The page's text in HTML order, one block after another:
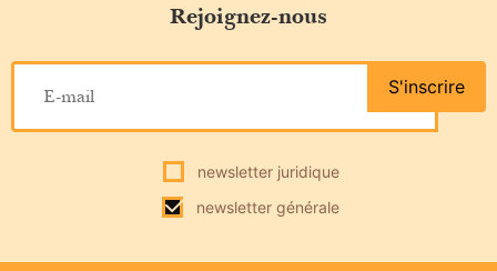
Rejoignez-nous
newsletter juridique
newsletter générale
S'inscrire